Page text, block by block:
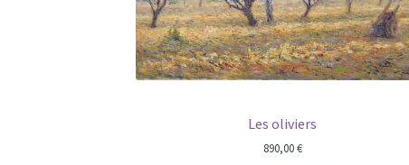
Les oliviers
890,00€